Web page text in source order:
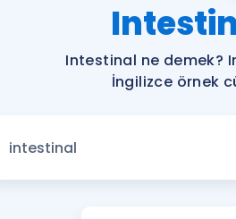
Intestinal ne demek?
İngilizce örnek